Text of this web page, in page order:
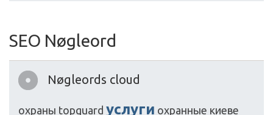
SEO Nøgleord
Nøgleords cloud
охраны topguard услуги охранные киеве